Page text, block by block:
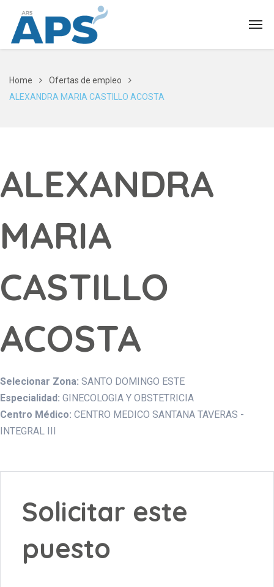
Home
Ofertas de empleo
ALEXANDRA MARIA CASTILLO ACOSTA
ALEXANDRA
MARIA
CASTILLO
ACOSTA
Selecionar Zona: SANTO DOMINGO ESTE
Especialidad: GINECOLOGIA Y OBSTETRICIA
Centro Médico: CENTRO MEDICO SANTANA TAVERAS -
INTEGRAL III
Solicitar este
puesto